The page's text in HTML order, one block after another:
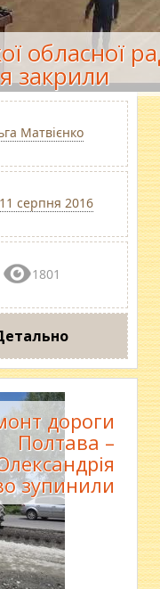
обласної
закрили
Матвієнко
11 серпня 2016
1801
дороги
Полтава –
зупинили